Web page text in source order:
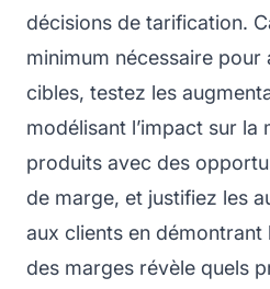
décisions de tarification.
minimum nécessaire
cibles, testez les
modélisant l’impact sur la
produits avec des
de marge, et justifiez les
aux clients en démontrant
des marges révèle quels